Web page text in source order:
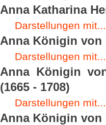
Anna Katharina
Darstellungen mit...
Anna Königin von
Darstellungen mit...
Anna Königin
(1665 - 1708)
Darstellungen mit...
Anna Königin von